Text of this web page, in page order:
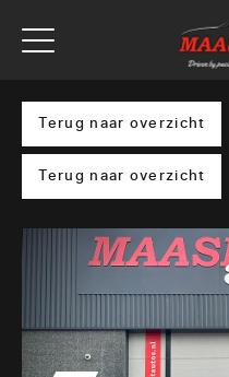
Terug naar overzicht
Terug naar overzicht